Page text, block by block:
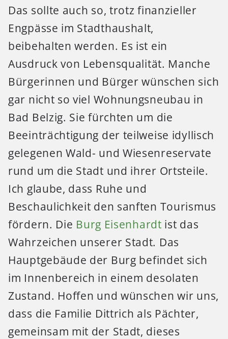
Das sollte auch so, trotz finanzieller
Engpässe im Stadthaushalt,
beibehalten werden. Es ist ein
Ausdruck von Lebensqualität. Manche
Bürgerinnen und Bürger wünschen sich
gar nicht so viel Wohnungsneubau in
Bad Belzig. Sie fürchten um die
Beeinträchtigung der teilweise idyllisch
gelegenen Wald- und Wiesenreservate
rund um die Stadt und ihrer Ortsteile.
Ich glaube, dass Ruhe und
Beschaulichkeit den sanften Tourismus
fördern. Die Burg Eisenhardt ist das
Wahrzeichen unserer Stadt. Das
Hauptgebäude der Burg befindet sich
im Innenbereich in einem desolaten
Zustand. Hoffen und wünschen wir uns,
dass die Familie Dittrich als Pächter,
gemeinsam mit der Stadt, dieses